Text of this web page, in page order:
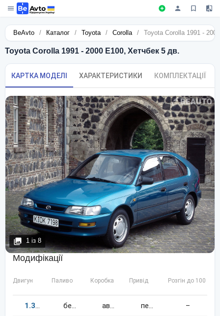
BeAvto / Каталог / Toyota / Corolla / Toyota Corolla 1991 -
Toyota Corolla 1991 - 2000 E100, Хетчбек 5 дв.
КАРТКА МОДЕЛІ ХАРАКТЕРИСТИКИ КОМПЛЕКТАЦІЇ
1 із 8
Модифікації
Двигун Паливо Коробка Привід Розгін до 100 км/
1.375 бензин автомат передній –